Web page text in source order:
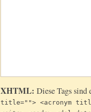
XHTML: Diese Tags
title=""> <acronym